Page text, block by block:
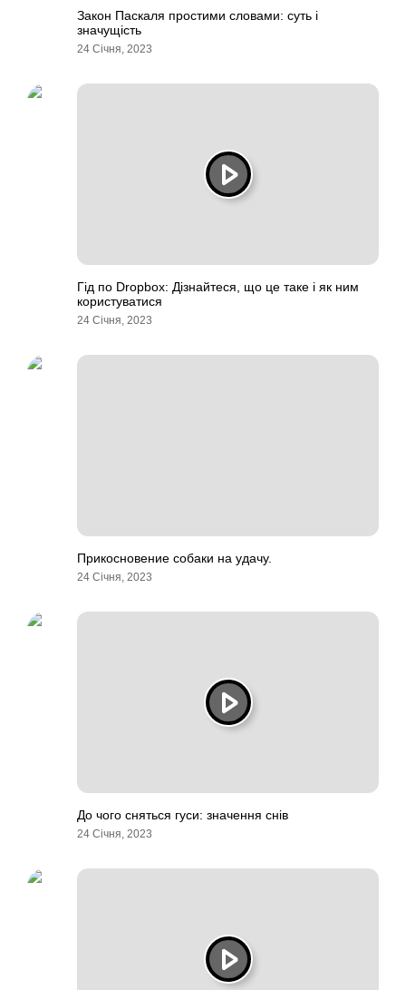
Закон Паскаля простими словами: суть і
значущість
24 Січня, 2023
Гід по Dropbox: Дізнайтеся, що це таке і як ним
користуватися
24 Січня, 2023
Прикосновение собаки на удачу.
24 Січня, 2023
До чого сняться гуси: значення снів
24 Січня, 2023